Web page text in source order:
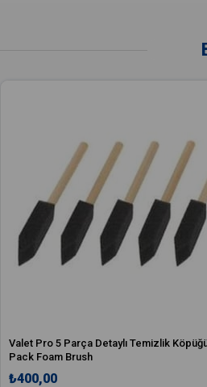
Valet Pro 5 Parça Detaylı Temizlik
Pack Foam Brush
₺400,00